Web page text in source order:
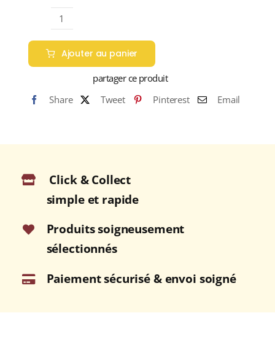
quantité
de
BALI
(Thé
Ajouter au panier
partager ce produit
Share
Tweet Pinterest Email
Click & Collect
simple et rapide
Produits soigneusement
sélectionnés
Paiement sécurisé & envoi soigné